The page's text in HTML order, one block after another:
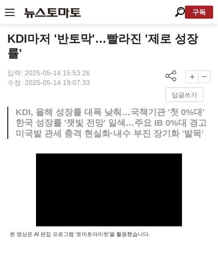
구독
KDI마저 '반토막'…빨라진 '제로 성장
률'
입력: 2025-05-14 15:53:26
수정: 2025-05-14 19:07:33
답글쓰기
KDI, 올해 성장률 대폭 낮춰…국책기관 '첫 0%대'
한국 성장률 '잿빛 전망' 일색…주요 IB 0%대 경고
미국발 관세 충격 현실화·내수 부진 장기화 '발목'
본 영상은 AI 편집 프로그램 '토마토아이컷'을 활용했습니다.